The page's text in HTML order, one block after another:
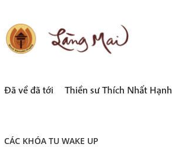
LÀNG MAI
Đã về đã tới Thiền sư Thích Nhất Hạnh
CÁC KHÓA TU WAKE UP